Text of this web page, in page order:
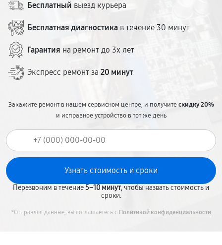
Бесплатный выезд курьера
Бесплатная диагностика в течение 30 минут
Гарантия на ремонт до 3х лет
Экспресс ремонт за 20 минут
Закажите ремонт в нашем сервисном центре, и получитескидку 20%
и исправное устройство в тот же день
Перезвоним в течение5–10 минут, чтобы назвать стоимость и
сроки.
*Отправляя данные, вы соглашаетесь с Политикой конфиденциальности